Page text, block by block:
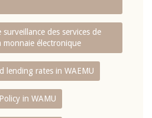
des services de
monnaie électronique
lending rates in WAEMU
in WAMU